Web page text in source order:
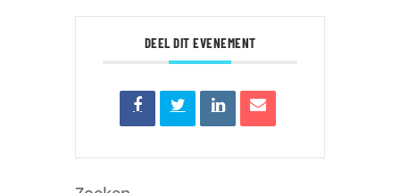
DEEL DIT EVENEMENT